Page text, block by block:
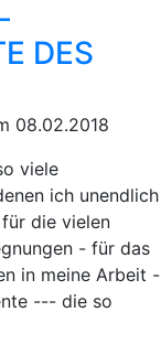
DES
08.02.2018
viele
ich unendlich
für die vielen
- für das
in meine Arbeit -
--- die so